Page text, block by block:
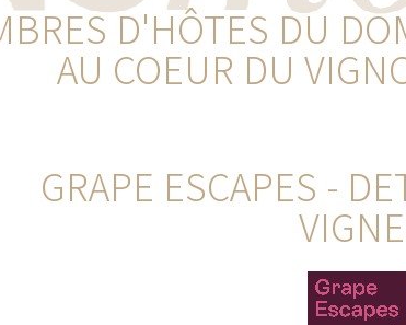
D'HÔTES DU
AU COEUR DU
GRAPE ESCAPES -